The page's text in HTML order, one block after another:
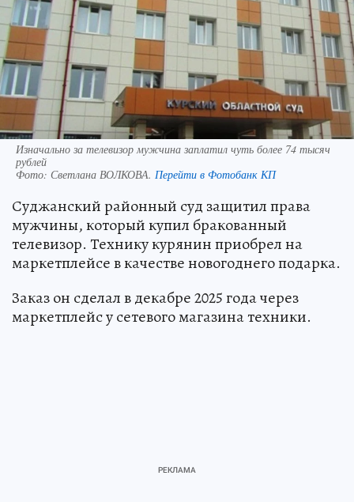
Изначально за телевизор мужчина заплатил чуть более 74 тысяч
рублей
Фото: Светлана ВОЛКОВА. Перейти в Фотобанк КП
Суджанский районный суд защитил права
мужчины, который купил бракованный
телевизор. Технику курянин приобрел на
маркетплейсе в качестве новогоднего подарка.
Заказ он сделал в декабре 2025 года через
маркетплейс у сетевого магазина техники.